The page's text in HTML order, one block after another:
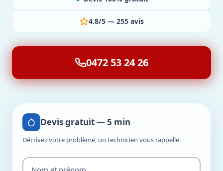
4.8/5 — 255 avis
0472 53 24 26
Devis gratuit — 5 min
Décrivez votre problème, un technicien vous rappelle.